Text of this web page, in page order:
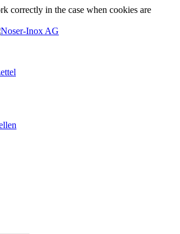
correctly in the case when cookies are